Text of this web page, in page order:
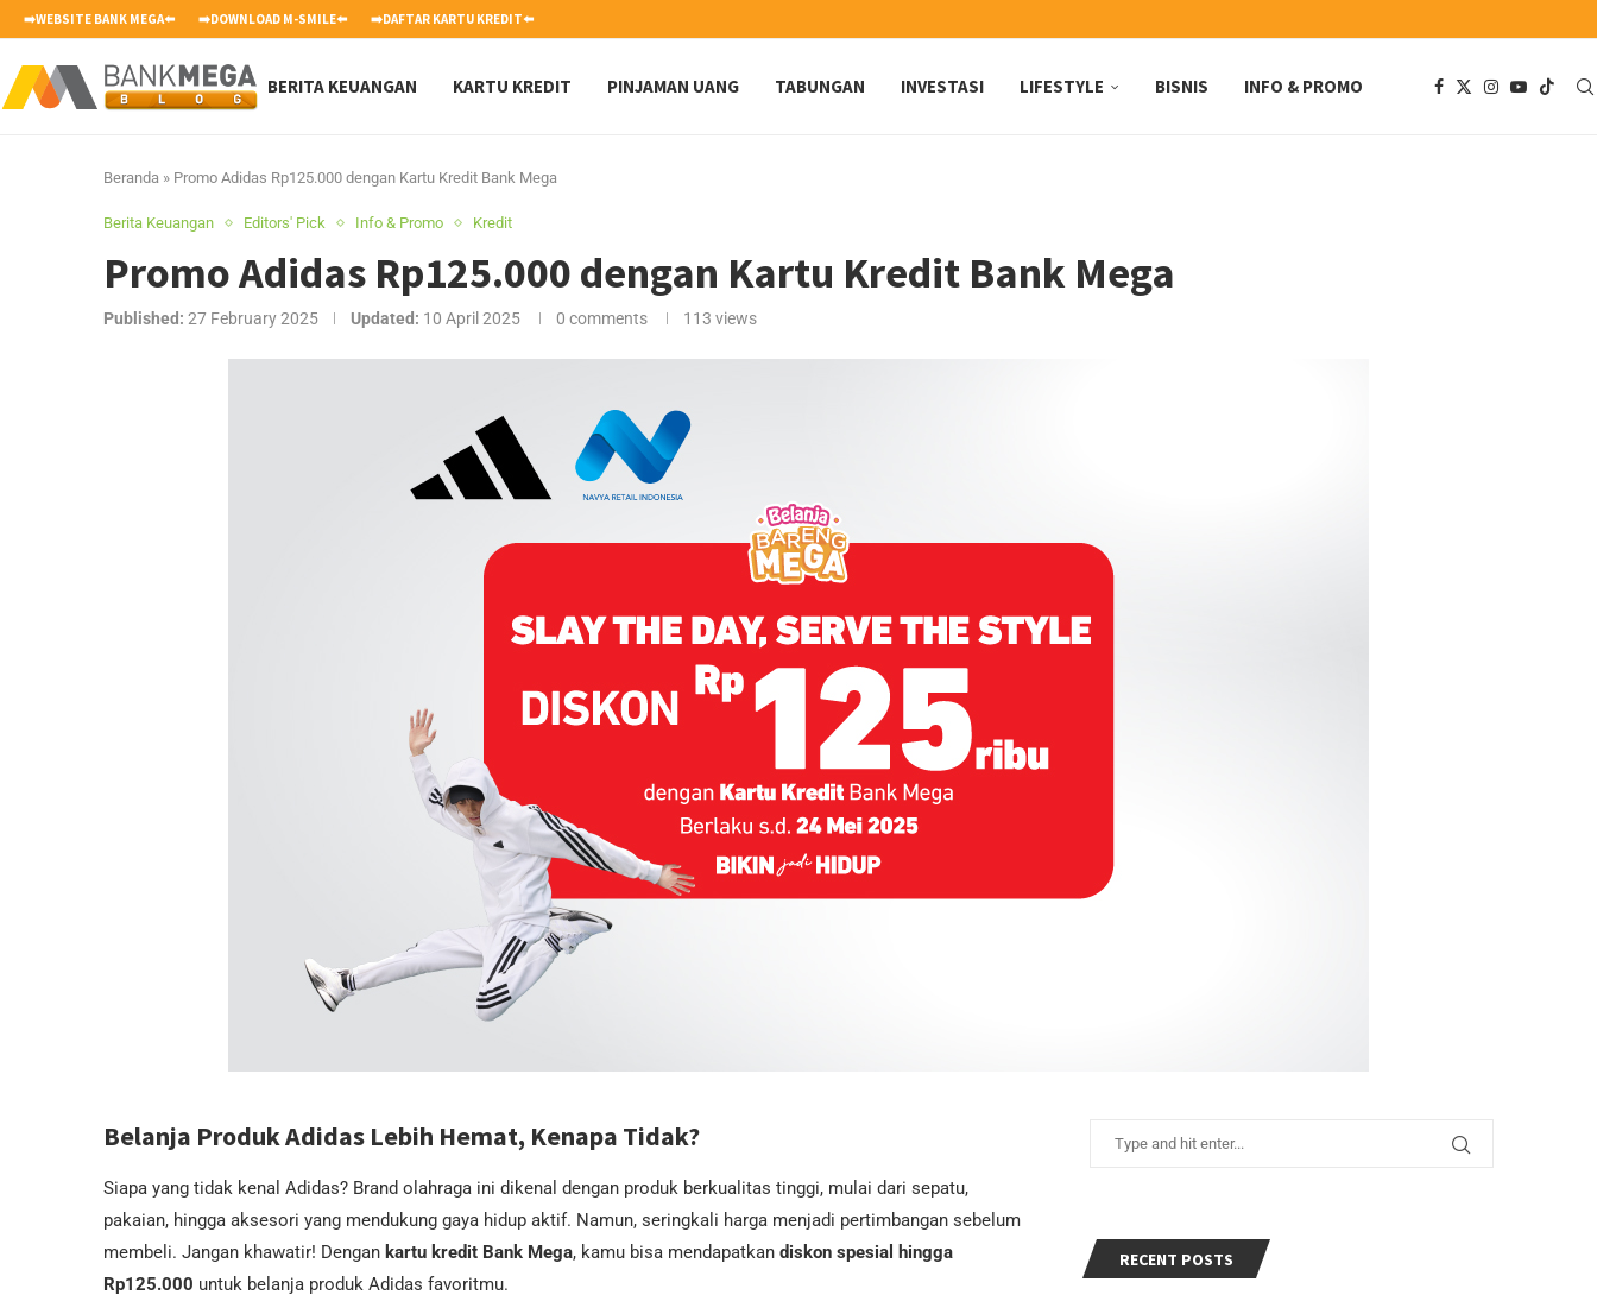
➡️WEBSITE BANK MEGA⬅️ ➡️DOWNLOAD M-SMILE⬅️ ➡️DAFTAR KARTU KREDIT⬅️
BERITA KEUANGAN KARTU KREDIT PINJAMAN UANG TABUNGAN INVESTASI LIFESTYLE BISNIS INFO & PROMO
Beranda » Promo Adidas Rp125.000 dengan Kartu Kredit Bank Mega
Berita Keuangan Editors' Pick Info & Promo Kredit
Promo Adidas Rp125.000 dengan Kartu Kredit Bank Mega
Published: 27 February 2025 Updated: 10 April 2025 0 comments 113 views
Belanja Produk Adidas Lebih Hemat, Kenapa Tidak?
Siapa yang tidak kenal Adidas? Brand olahraga ini dikenal dengan produk berkualitas tinggi, mulai dari sepatu,
pakaian, hingga aksesori yang mendukung gaya hidup aktif. Namun, seringkali harga menjadi pertimbangan sebelum
membeli. Jangan khawatir! Dengan kartu kredit Bank Mega, kamu bisa mendapatkan diskon spesial hingga
Rp125.000 untuk belanja produk Adidas favoritmu.
RECENT POSTS